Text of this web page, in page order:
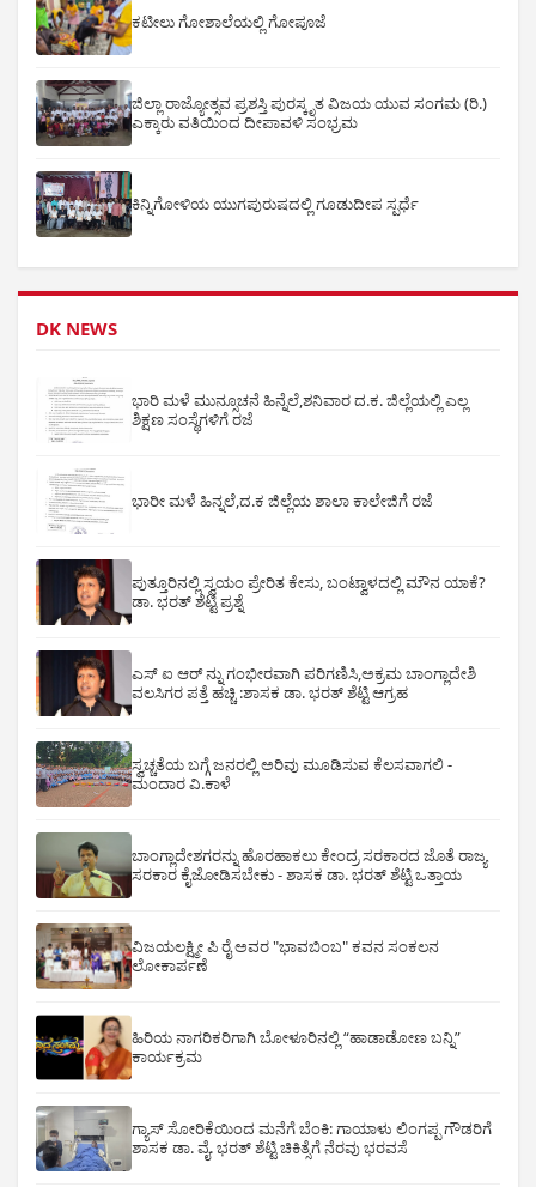
ಕಟೀಲು ಗೋಶಾಲೆಯಲ್ಲಿ ಗೋಪೂಜೆ
ಜಿಲ್ಲಾ ರಾಜ್ಯೋತ್ಸವ ಪ್ರಶಸ್ತಿ ಪುರಸ್ಕೃತ ವಿಜಯ ಯುವ ಸಂಗಮ (ರಿ.)
ಎಕ್ಕಾರು ವತಿಯಿಂದ ದೀಪಾವಳಿ ಸಂಭ್ರಮ
ಕಿನ್ನಿಗೋಳಿಯ ಯುಗಪುರುಷದಲ್ಲಿ ಗೂಡುದೀಪ ಸ್ಪರ್ಧೆ
DK NEWS
ಭಾರಿ ಮಳೆ ಮುನ್ಸೂಚನೆ ಹಿನ್ನೆಲೆ,ಶನಿವಾರ ದ.ಕ. ಜಿಲ್ಲೆಯಲ್ಲಿ ಎಲ್ಲ
ಶಿಕ್ಷಣ ಸಂಸ್ಥೆಗಳಿಗೆ ರಜೆ
ಭಾರೀ ಮಳೆ ಹಿನ್ನಲೆ,ದ.ಕ ಜಿಲ್ಲೆಯ ಶಾಲಾ ಕಾಲೇಜಿಗೆ ರಜೆ
ಪುತ್ತೂರಿನಲ್ಲಿ ಸ್ವಯಂ ಪ್ರೇರಿತ ಕೇಸು, ಬಂಟ್ವಾಳದಲ್ಲಿ ಮೌನ ಯಾಕೆ?
ಡಾ. ಭರತ್ ಶೆಟ್ಟಿ ಪ್ರಶ್ನೆ
ಎಸ್ ಐ ಆರ್ ನ್ನು ಗಂಭೀರವಾಗಿ ಪರಿಗಣಿಸಿ,ಅಕ್ರಮ ಬಾಂಗ್ಲಾದೇಶಿ
ವಲಸಿಗರ ಪತ್ತೆ ಹಚ್ಚಿ :ಶಾಸಕ ಡಾ. ಭರತ್ ಶೆಟ್ಟಿ ಆಗ್ರಹ
ಸ್ವಚ್ಚತೆಯ ಬಗ್ಗೆ ಜನರಲ್ಲಿ ಅರಿವು ಮೂಡಿಸುವ ಕೆಲಸವಾಗಲಿ -
ಮಂದಾರ ವಿ.ಕಾಳೆ
ಬಾಂಗ್ಲಾದೇಶಗರನ್ನು ಹೊರಹಾಕಲು ಕೇಂದ್ರ ಸರಕಾರದ ಜೊತೆ ರಾಜ್ಯ
ಸರಕಾರ ಕೈಜೋಡಿಸಬೇಕು - ಶಾಸಕ ಡಾ. ಭರತ್ ಶೆಟ್ಟಿ ಒತ್ತಾಯ
ವಿಜಯಲಕ್ಷ್ಮೀ ಪಿ ರೈ ಅವರ "ಭಾವಬಿಂಬ" ಕವನ ಸಂಕಲನ
ಲೋಕಾರ್ಪಣೆ
ಹಿರಿಯ ನಾಗರಿಕರಿಗಾಗಿ ಬೋಳೂರಿನಲ್ಲಿ “ಹಾಡಾಡೋಣ ಬನ್ನಿ”
ಕಾರ್ಯಕ್ರಮ
ಗ್ಯಾಸ್ ಸೋರಿಕೆಯಿಂದ ಮನೆಗೆ ಬೆಂಕಿ: ಗಾಯಾಳು ಲಿಂಗಪ್ಪ ಗೌಡರಿಗೆ
ಶಾಸಕ ಡಾ. ವೈ. ಭರತ್ ಶೆಟ್ಟಿ ಚಿಕಿತ್ಸೆಗೆ ನೆರವು ಭರವಸೆ